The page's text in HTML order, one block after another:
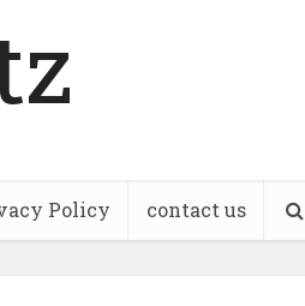
Policy contact us